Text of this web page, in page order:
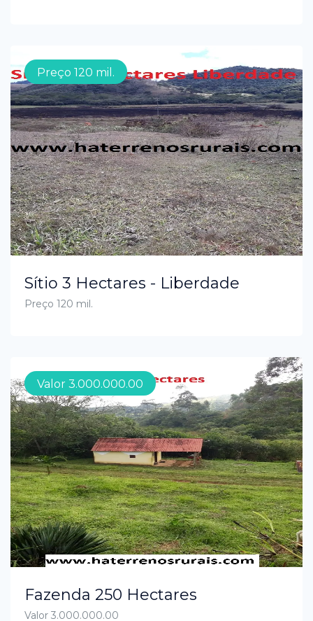
Preço 120 mil.
Sítio 3 Hectares - Liberdade
Preço 120 mil.
Valor 3.000.000.00
Fazenda 250 Hectares
Valor 3.000.000.00